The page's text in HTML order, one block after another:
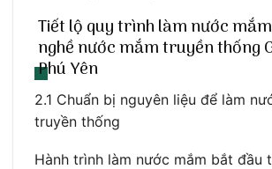
Tiết lộ quy trình làm nước
nghề nước mắm truyền thống
Phú Yên
2.1 Chuẩn bị nguyên liệu để làm
truyền thống
Hành trình làm nước mắm bắt đầu